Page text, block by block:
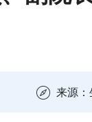
来源：